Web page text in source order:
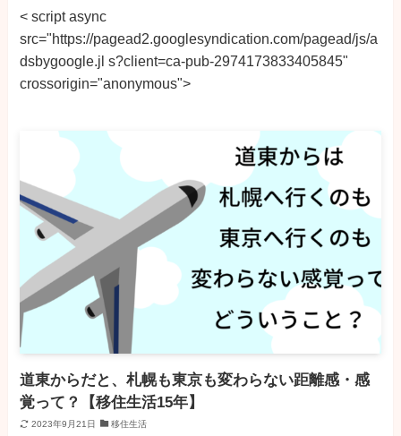
< script async
src="https://pagead2.googlesyndication.com/pagead/js/a
dsbygoogle.jl s?client=ca-pub-2974173833405845"
crossorigin="anonymous">
道東からだと、札幌も東京も変わらない距離感・感
覚って？【移住生活15年】
2023年9月21日 移住生活